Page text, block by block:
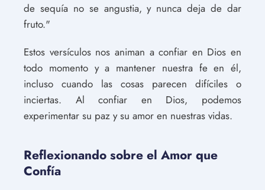
de sequía no se angustia, y nunca deja de dar
fruto."
Estos versículos nos animan a confiar en Dios en
todo momento y a mantener nuestra fe en él,
incluso cuando las cosas parecen difíciles o
inciertas. Al confiar en Dios, podemos
experimentar su paz y su amor en nuestras vidas.
Reflexionando sobre el Amor que
Confía